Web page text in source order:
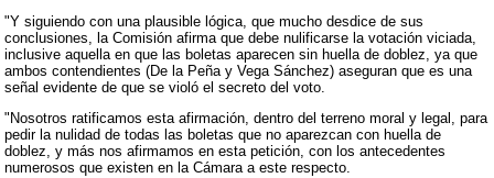
"Y siguiendo con una plausible lógica, que mucho desdice de sus
conclusiones, la Comisión afirma que debe nulificarse la votación viciada,
inclusive aquella en que las boletas aparecen sin huella de doblez, ya que
ambos contendientes (De la Peña y Vega Sánchez) aseguran que es una
señal evidente de que se violó el secreto del voto.
"Nosotros ratificamos esta afirmación, dentro del terreno moral y legal, para
pedir la nulidad de todas las boletas que no aparezcan con huella de
doblez, y más nos afirmamos en esta petición, con los antecedentes
numerosos que existen en la Cámara a este respecto.